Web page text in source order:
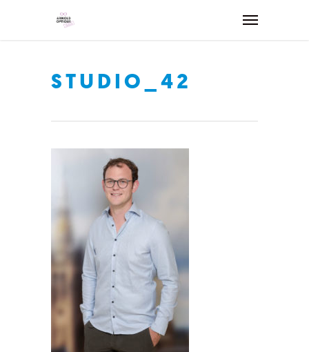
STUDIO_42